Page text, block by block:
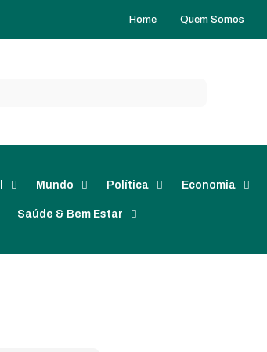
Home Quem Somos
Mundo Política Economia
Saúde & Bem Estar